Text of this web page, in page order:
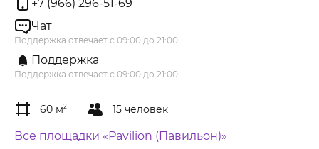
+7 (966) 296-51-69
Чат
Поддержка отвечает с 09:00 до 21:00
Поддержка
Поддержка отвечает с 09:00 до 21:00
60 м2 15 человек
Все площадки «Pavilion (Павильон)»